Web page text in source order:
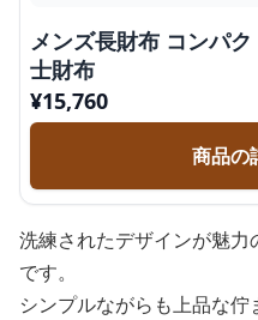
メンズ長財布 コンパ
士財布
¥15,760
商品の
洗練されたデザインが魅
です。
シンプルながらも上品な